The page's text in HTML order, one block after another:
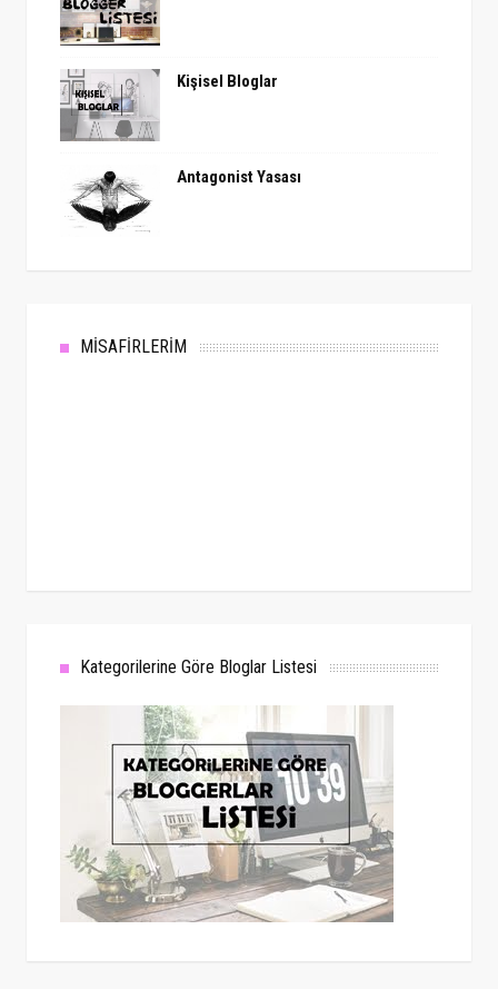
Kişisel Bloglar
Antagonist Yasası
MİSAFİRLERİM
Kategorilerine Göre Bloglar Listesi